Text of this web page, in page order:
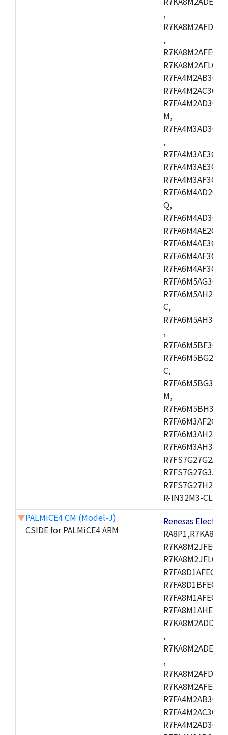
,
,
M,
,
Q,
C,
,
C,
M,
R-IN32M3-CL,R-
▼PALMiCE4 CM (Model-J)
CSIDE for PALMiCE4 ARM
Renesas
,
,